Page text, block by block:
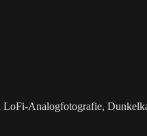
Analogfotografie,